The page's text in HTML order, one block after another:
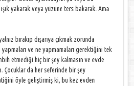
yakarak veya yüzüne ters bakarak. Ama
bırakıp dışarıya çıkmak zorunda
yapmaları ve ne yapmamaları gerektiğini tek
etmediği hiç bir şey kalmasın ve evde
Çocuklar da her seferinde bir şey
öyle geliştirmiş ki, bu kez evden